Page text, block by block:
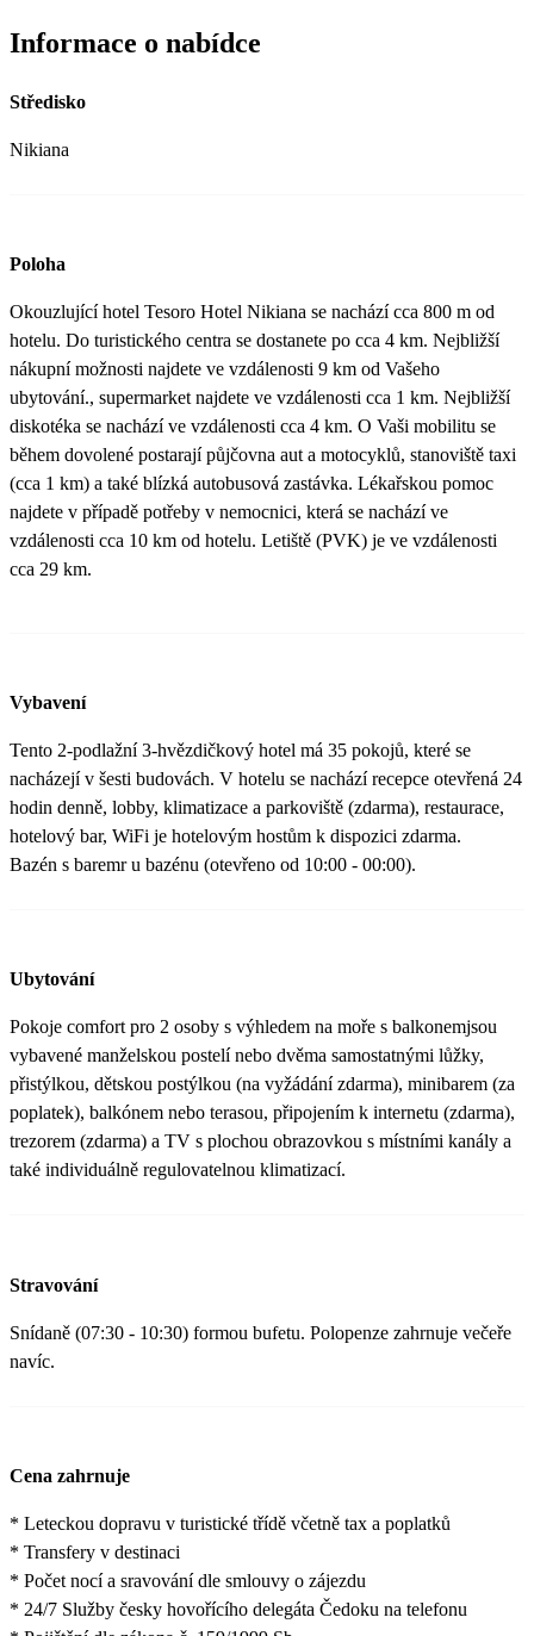
Informace o nabídce
Středisko
Nikiana
Poloha
Okouzlující hotel Tesoro Hotel Nikiana se nachází cca 800 m od
hotelu. Do turistického centra se dostanete po cca 4 km. Nejbližší
nákupní možnosti najdete ve vzdálenosti 9 km od Vašeho
ubytování., supermarket najdete ve vzdálenosti cca 1 km. Nejbližší
diskotéka se nachází ve vzdálenosti cca 4 km. O Vaši mobilitu se
během dovolené postarají půjčovna aut a motocyklů, stanoviště taxi
(cca 1 km) a také blízká autobusová zastávka. Lékařskou pomoc
najdete v případě potřeby v nemocnici, která se nachází ve
vzdálenosti cca 10 km od hotelu. Letiště (PVK) je ve vzdálenosti
cca 29 km.
Vybavení
Tento 2-podlažní 3-hvězdičkový hotel má 35 pokojů, které se
nacházejí v šesti budovách. V hotelu se nachází recepce otevřená 24
hodin denně, lobby, klimatizace a parkoviště (zdarma), restaurace,
hotelový bar, WiFi je hotelovým hostům k dispozici zdarma.
Bazén s baremr u bazénu (otevřeno od 10:00 - 00:00).
Ubytování
Pokoje comfort pro 2 osoby s výhledem na moře s balkonemjsou
vybavené manželskou postelí nebo dvěma samostatnými lůžky,
přistýlkou, dětskou postýlkou (na vyžádání zdarma), minibarem (za
poplatek), balkónem nebo terasou, připojením k internetu (zdarma),
trezorem (zdarma) a TV s plochou obrazovkou s místními kanály a
také individuálně regulovatelnou klimatizací.
Stravování
Snídaně (07:30 - 10:30) formou bufetu. Polopenze zahrnuje večeře
navíc.
Cena zahrnuje
* Leteckou dopravu v turistické třídě včetně tax a poplatků
* Transfery v destinaci
* Počet nocí a sravování dle smlouvy o zájezdu
* 24/7 Služby česky hovořícího delegáta Čedoku na telefonu